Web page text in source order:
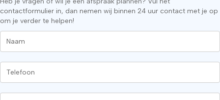
contactformulier in, dan nemen wij binnen 24 uur contact met je op
om je verder te helpen!